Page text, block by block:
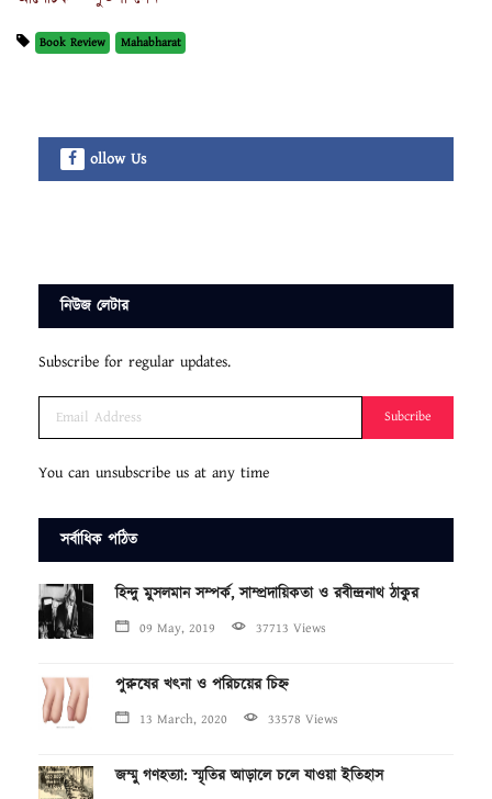
Book Review Mahabharat
ollow Us
নিউজ লেটার
Subscribe for regular updates.
Subcribe
You can unsubscribe us at any time
সর্বাধিক পঠিত
হিন্দু মুসলমান সম্পর্ক, সাম্প্রদায়িকতা ও রবীন্দ্রনাথ ঠাকুর
09 May, 2019 37713 Views
পুরুষের খৎনা ও পরিচয়ের চিহ্ন
13 March, 2020 33578 Views
জম্মু গণহত্যা: স্মৃতির আড়ালে চলে যাওয়া ইতিহাস